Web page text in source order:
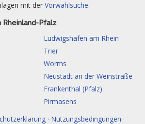
mit der Vorwahlsuche.
Pfalz
Ludwigshafen am Rhein
Trier
Worms
Neustadt an der Weinstraße
Frankenthal (Pfalz)
Pirmasens
· Nutzungsbedingungen ·